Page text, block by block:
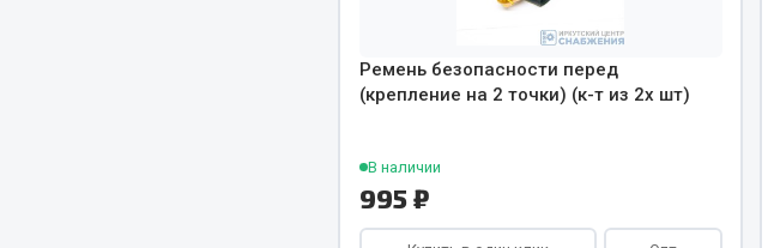
Автомобильная электрика
Автолампы
Ремень безопасности перед
(крепление на 2 точки) (к-т из 2х шт)
В наличии
995 ₽